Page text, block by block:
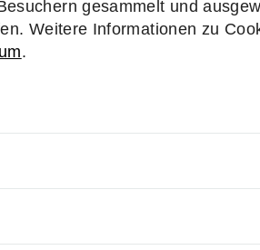
Mitglieder
gesammelt und
Weitere Informationen zu
.